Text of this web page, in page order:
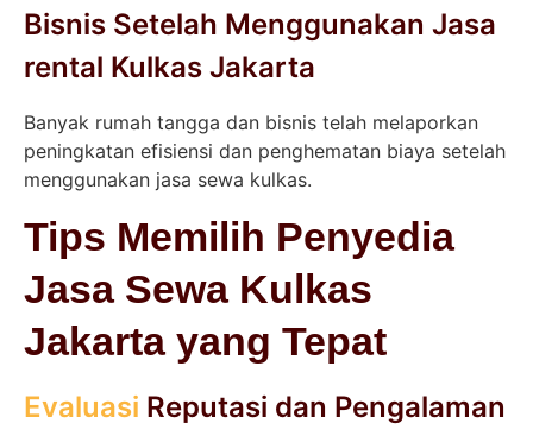
Bisnis Setelah Menggunakan Jasa
rental Kulkas Jakarta
Banyak rumah tangga dan bisnis telah melaporkan
peningkatan efisiensi dan penghematan biaya setelah
menggunakan jasa sewa kulkas.
Tips Memilih Penyedia
Jasa Sewa Kulkas
Jakarta yang Tepat
Evaluasi Reputasi dan Pengalaman